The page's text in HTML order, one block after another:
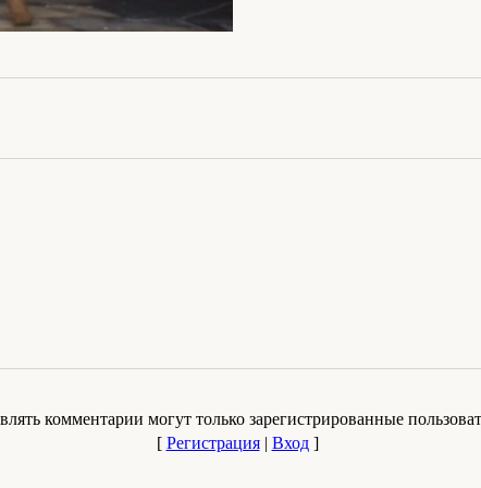
комментарии могут только зарегистрированные
[ Регистрация| Вход]